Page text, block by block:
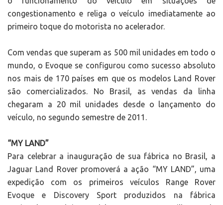
congestionamento e religa o veículo imediatamente ao
primeiro toque do motorista no acelerador.
Com vendas que superam as 500 mil unidades em todo o
mundo, o Evoque se configurou como sucesso absoluto
nos mais de 170 países em que os modelos Land Rover
são comercializados. No Brasil, as vendas da linha
chegaram a 20 mil unidades desde o lançamento do
veículo, no segundo semestre de 2011.
“MY LAND”
Para celebrar a inauguração de sua fábrica no Brasil, a
Jaguar Land Rover promoverá a ação “MY LAND”, uma
expedição com os primeiros veículos Range Rover
Evoque e Discovery Sport produzidos na fábrica